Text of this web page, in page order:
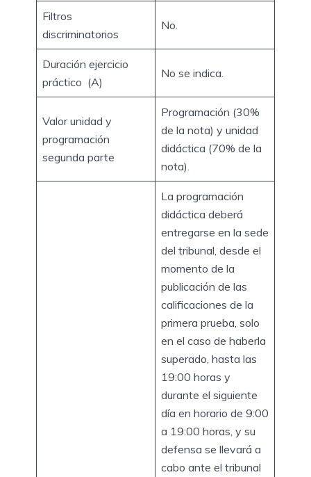
Filtros
discriminatorios
No.
Duración ejercicio
práctico (A)
No se indica.
Valor unidad y
programación
segunda parte
Programación (30%
de la nota) y unidad
didáctica (70% de la
nota).
La programación
didáctica deberá
entregarse en la sede
del tribunal, desde el
momento de la
publicación de las
calificaciones de la
primera prueba, solo
en el caso de haberla
superado, hasta las
19:00 horas y
durante el siguiente
día en horario de 9:00
a 19:00 horas, y su
defensa se llevará a
cabo ante el tribunal